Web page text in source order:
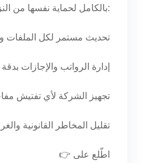
بالكامل لحماية نفسها من النزاعات العمالية:
تحديث مستمر لكل الملفات
إدارة الرواتب والإجازات بدقة
تجهيز الشركة لأي تفتيش
تقليل المخاطر القانونية
👉 اطّلع على